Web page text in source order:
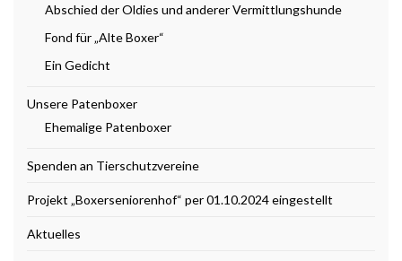
Abschied der Oldies und anderer Vermittlungshunde
Fond für „Alte Boxer“
Ein Gedicht
Unsere Patenboxer
Ehemalige Patenboxer
Spenden an Tierschutzvereine
Projekt „Boxerseniorenhof“ per 01.10.2024 eingestellt
Aktuelles